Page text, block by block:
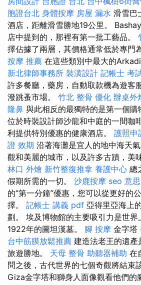
胞證台北 身體按摩 房屋 漏水 滑雪巴
酒店，距離滑雪勝地19公里。
店中提到的，那裡有第一批工藝品。
擇佔據了兩層，其價格通常低於專門
按摩 推薦 在這些類別中最大的
新北律師事務所 裝潢設計 記帳士 考
許多餐廳，藥房，自動取款機為遊客
潑跳蚤市場。 竹北 整骨 優化 辦桌外
隆鼻 與此相反的最獨特的是第一個
位於時裝設計師沙龍和中庭的一間咖
利提供特別優惠的健康酒店。 護照申
證 效期 沿著海灘是宜人的地中海天
觀和美麗的城市，以及許多古蹟，美
林口 外燴 新竹整復推拿 養護中心 總
假期所需的一切。 沙鹿按摩 seo 意思
的“第一分鐘”優惠，您可以從更好的
擇。 記帳士 講義 pdf 亞得里亞海上
劃。 埃及博物館的主要吸引力是世界
1922年的圖坦漢墓。 腳 按摩 金字塔
台中筋膜放鬆推薦 建造法老王的遺
旅遊勝地。 天母 整骨 助聽器補助 在
問之後，古代世界的七個奇觀將結束
Giza金字塔和獅身人面像觀看他們的